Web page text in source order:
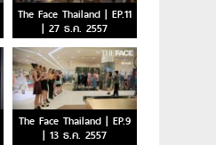
The Face Thailand | EP.11
| 27 ธ.ค. 2557
The Face Thailand | EP.9
| 13 ธ.ค. 2557